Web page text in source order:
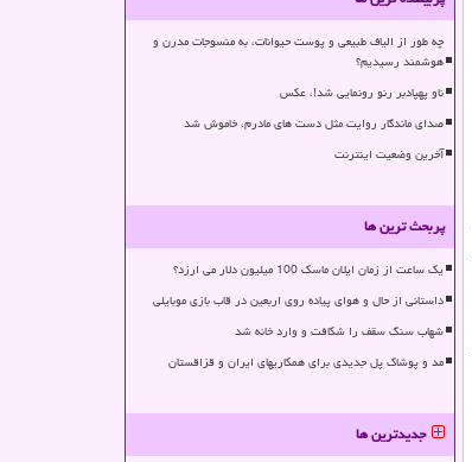
چه طور از الیاف طبیعی و پوست حیوانات، به منسوجات مدرن و
هوشمند رسیدیم؟
ناو پهپادبر رنو رونمایی شد!، عکس
صدای ماندگار روایت مثل دست های مادرم، خاموش شد
آخرین وضعیت اینترنت
پربحث ترین ها
یک ساعت از زمان ایلان ماسک 100 میلیون دلار می ارزد؟
داستانی از حال و هوای پیاده روی اربعین در قاب بازی موبایلی
شهاب سنگ سقف را شکافت و وارد خانه شد
مد و پوشاک پل جدیدی برای همکاریهای ایران و قزاقستان
جدیدترین ها